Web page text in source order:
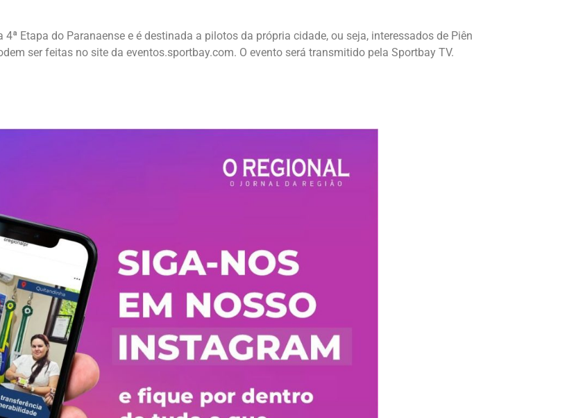
Etapa do Paranaense e é destinada a pilotos da própria cidade, ou seja, interessados de Piên
ser feitas no site da eventos.sportbay.com. O evento será transmitido pela Sportbay TV.